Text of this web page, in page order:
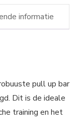
informatie
pull up bar
Dit is de ideale
training en het